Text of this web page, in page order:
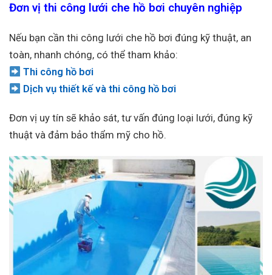
Đơn vị thi công lưới che hồ bơi chuyên nghiệp
Nếu bạn cần thi công lưới che hồ bơi đúng kỹ thuật, an
toàn, nhanh chóng, có thể tham khảo:
Thi công hồ bơi
Dịch vụ thiết kế và thi công hồ bơi
Đơn vị uy tín sẽ khảo sát, tư vấn đúng loại lưới, đúng kỹ
thuật và đảm bảo thẩm mỹ cho hồ.